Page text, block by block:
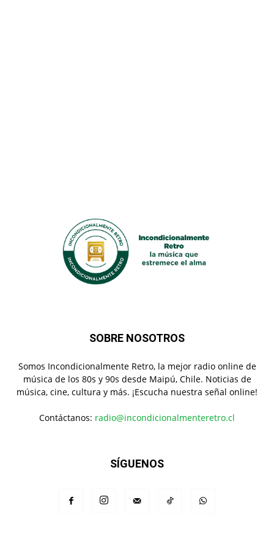
SOBRE NOSOTROS
Somos Incondicionalmente Retro, la mejor radio online de
música de los 80s y 90s desde Maipú, Chile. Noticias de
música, cine, cultura y más. ¡Escucha nuestra señal online!
Contáctanos: radio@incondicionalmenteretro.cl
SÍGUENOS